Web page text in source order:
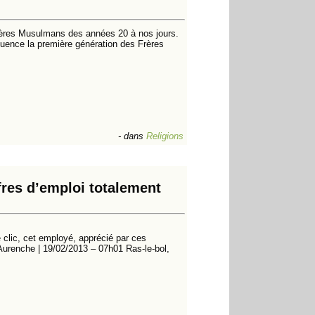
Musulmans des années 20 à nos jours.
la première génération des Frères
- dans Religions
d’emploi totalement
cet employé, apprécié par ces
| 19/02/2013 – 07h01 Ras-le-bol,